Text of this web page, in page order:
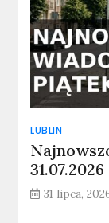
LUBLIN
31.07.2026
31 lipca,